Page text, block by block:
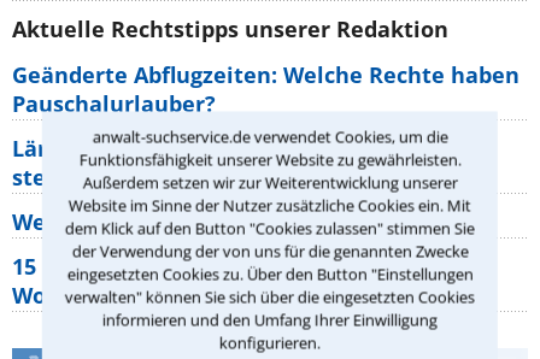
anwalt-suchservice.de verwendet Cookies, um die
Funktionsfähigkeit unserer Website zu gewährleisten.
Außerdem setzen wir zur Weiterentwicklung unserer
Website im Sinne der Nutzer zusätzliche Cookies ein. Mit
dem Klick auf den Button "Cookies zulassen" stimmen Sie
der Verwendung der von uns für die genannten Zwecke
eingesetzten Cookies zu. Über den Button "Einstellungen
verwalten" können Sie sich über die eingesetzten Cookies
informieren und den Umfang Ihrer Einwilligung
konfigurieren.
Aktuelle Rechtstipps unserer Redaktion
Geänderte Abflugzeiten: Welche Rechte haben
Pauschalurlauber?
Lärm von den Nachbarn: Welche Rechte
stehen mir zu?
Wer muss Zweitwohnungssteuer zahlen?
15 elementare Rechte, die jeder
Wohnungseigentümer kennen sollte